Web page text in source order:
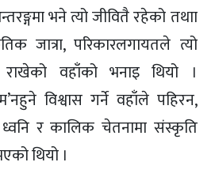
भने त्यो जीवितै रहेको तथाा
जात्रा, परिकारलगायतले त्यो
वहाँको भनाइ थियो ।
विश्वास गर्ने वहाँले पहिरन,
र कालिक चेतनामा संस्कृति
थियो ।